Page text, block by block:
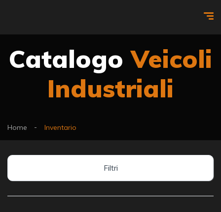
CatalogoVeicoli
Industriali
Home Inventario
Filtri